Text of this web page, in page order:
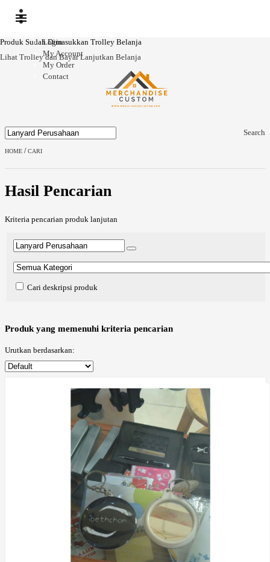
Produk Sudah Dimasukkan Trolley Belanja
Lihat Trolley dan Bayar Lanjutkan Belanja
Login
My Account
My Order
Contact
Search
HOME /CARI
Hasil Pencarian
Kriteria pencarian produk lanjutan
Cari deskripsi produk
Produk yang memenuhi kriteria pencarian
Urutkan berdasarkan: